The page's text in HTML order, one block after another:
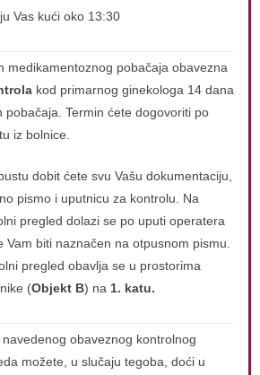
Vas kući oko 13:30
medikamentoznog pobačaja obavezna
kod primarnog ginekologa 14 dana
pobačaja. Termin ćete dogovoriti po
iz bolnice.
dobit ćete svu Vašu dokumentaciju,
pismo i uputnicu za kontrolu. Na
pregled dolazi se po uputi operatera
Vam biti naznačen na otpusnom pismu.
pregled obavlja se u prostorima
(Objekt B) na 1. katu.
navedenog obaveznog kontrolnog
možete, u slučaju tegoba, doći u